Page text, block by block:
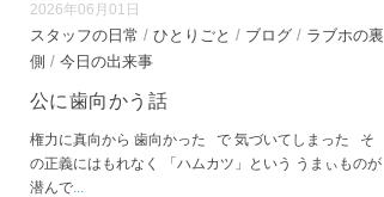
2026年06月01日
スタッフの日常 / ひとりごと / ブログ/ ラブホの裏
側 / 今日の出来事
公に歯向かう話
権力に真向から 歯向かった で 気づいてしまった そ
の正義にはもれなく 「ハムカツ」という うまぃものが
潜んで...